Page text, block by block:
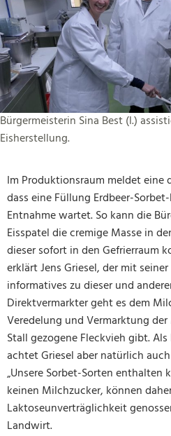
Bürgermeisterin Sina Best (l.)
Eisherstellung.
Im Produktionsraum meldet eine
dass eine Füllung Erdbeer-
Entnahme wartet. So kann die
Eisspatel die cremige Masse in
dieser sofort in den Gefrierraum
erklärt Jens Griesel, der mit
informatives zu dieser und
Direktvermarkter geht es dem
Veredelung und Vermarktung
Stall gezogene Fleckvieh gibt.
achtet Griesel aber natürlich
„Unsere Sorbet-Sorten
keinen Milchzucker, können
Laktoseunverträglichkeit
Landwirt.